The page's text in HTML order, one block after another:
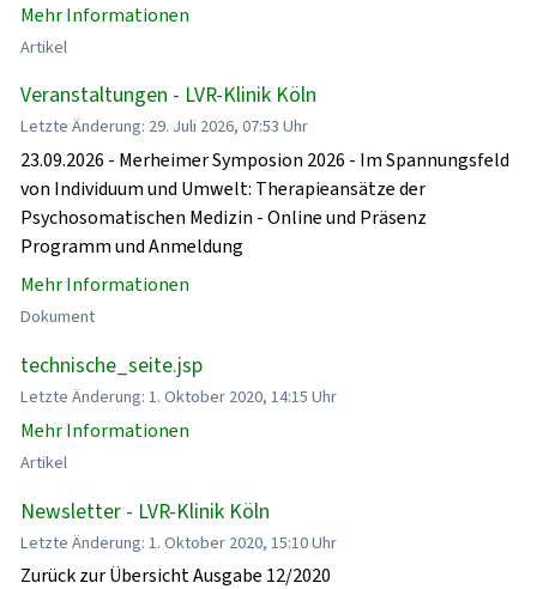
Mehr Informationen
Artikel
Veranstaltungen - LVR-Klinik Köln
Letzte Änderung: 29. Juli 2026, 07:53 Uhr
23.09.2026 - Merheimer Symposion 2026 - Im Spannungsfeld
von Individuum und Umwelt: Therapieansätze der
Psychosomatischen Medizin - Online und Präsenz
Programm und Anmeldung
Mehr Informationen
Dokument
technische_seite.jsp
Letzte Änderung: 1. Oktober 2020, 14:15 Uhr
Mehr Informationen
Artikel
Newsletter - LVR-Klinik Köln
Letzte Änderung: 1. Oktober 2020, 15:10 Uhr
Zurück zur Übersicht Ausgabe 12/2020